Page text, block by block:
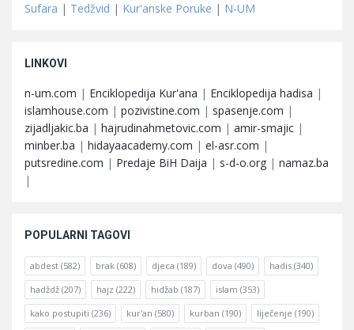
Sufara | Tedžvid | Kur'anske Poruke | N-UM
LINKOVI
n-um.com | Enciklopedija Kur'ana | Enciklopedija hadisa |
islamhouse.com | pozivistine.com | spasenje.com |
zijadljakic.ba | hajrudinahmetovic.com | amir-smajic |
minber.ba | hidayaacademy.com | el-asr.com |
putsredine.com | Predaje BiH Daija | s-d-o.org | namaz.ba
|
POPULARNI TAGOVI
abdest (582) brak (608) djeca (189) dova (490) hadis (340)
hadždž (207) hajz (222) hidžab (187) islam (353)
kako postupiti (236) kur'an (580) kurban (190) liječenje (190)